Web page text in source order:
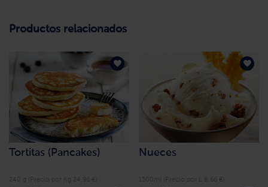
Productos relacionados
Tortitas (Pancakes)
240 g (Precio por Kg 24.96 €)
Nueces
1500ml (Precio por L 8.66 €)